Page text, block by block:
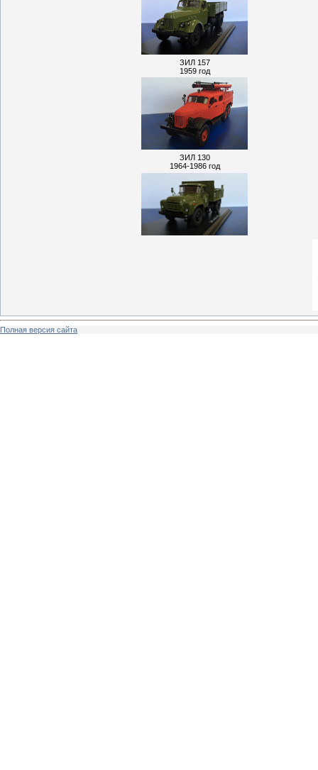
ЗИЛ 157
1959 год
ЗИЛ 130
1964-1986 год
Полная версия сайта